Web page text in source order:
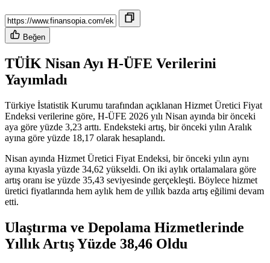
Beğen
TÜİK Nisan Ayı H-ÜFE Verilerini
Yayımladı
Türkiye İstatistik Kurumu tarafından açıklanan Hizmet Üretici Fiyat
Endeksi verilerine göre, H-ÜFE 2026 yılı Nisan ayında bir önceki
aya göre yüzde 3,23 arttı. Endeksteki artış, bir önceki yılın Aralık
ayına göre yüzde 18,17 olarak hesaplandı.
Nisan ayında Hizmet Üretici Fiyat Endeksi, bir önceki yılın aynı
ayına kıyasla yüzde 34,62 yükseldi. On iki aylık ortalamalara göre
artış oranı ise yüzde 35,43 seviyesinde gerçekleşti. Böylece hizmet
üretici fiyatlarında hem aylık hem de yıllık bazda artış eğilimi devam
etti.
Ulaştırma ve Depolama Hizmetlerinde
Yıllık Artış Yüzde 38,46 Oldu